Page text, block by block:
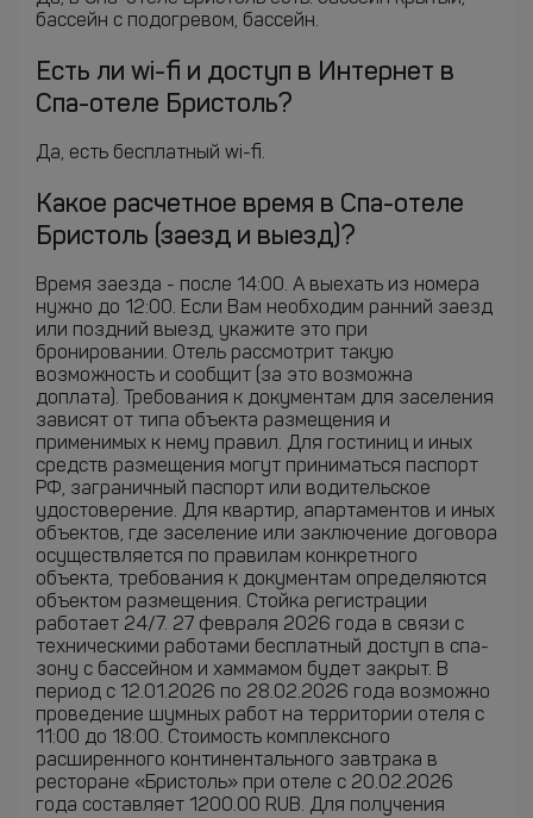
бассейн с подогревом, бассейн.
Есть ли wi-fi и доступ в Интернет в
Спа-отеле Бристоль?
Да, есть бесплатный wi-fi.
Какое расчетное время в Спа-отеле
Бристоль (заезд и выезд)?
Время заезда - после 14:00. А выехать из номера
нужно до 12:00. Если Вам необходим ранний заезд
или поздний выезд, укажите это при
бронировании. Отель рассмотрит такую
возможность и сообщит (за это возможна
доплата). Требования к документам для заселения
зависят от типа объекта размещения и
применимых к нему правил. Для гостиниц и иных
средств размещения могут приниматься паспорт
РФ, заграничный паспорт или водительское
удостоверение. Для квартир, апартаментов и иных
объектов, где заселение или заключение договора
осуществляется по правилам конкретного
объекта, требования к документам определяются
объектом размещения. Стойка регистрации
работает 24/7. 27 февраля 2026 года в связи с
техническими работами бесплатный доступ в спа-
зону с бассейном и хаммамом будет закрыт. В
период с 12.01.2026 по 28.02.2026 года возможно
проведение шумных работ на территории отеля с
11:00 до 18:00. Cтоимость комплексного
расширенного континентального завтрака в
ресторане «Бристоль» при отеле с 20.02.2026
года составляет 1200.00 RUB. Для получения